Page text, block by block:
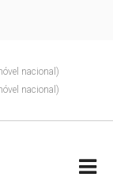
nacional)
nacional)